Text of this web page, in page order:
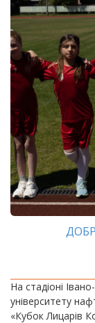
На стадіоні
університету
«Кубок Лицарів